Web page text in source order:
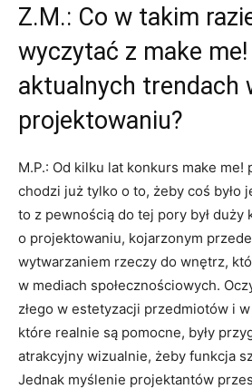
Z.M.: Co w takim
wyczytać z make me!
aktualnych trendach
projektowaniu?
M.P.: Od kilku lat konkurs make me!
chodzi już tylko o to, żeby coś było
to z pewnością do tej pory był duży
o projektowaniu, kojarzonym
wytwarzaniem rzeczy do wnętrz,
w mediach społecznościowych.
złego w estetyzacji przedmiotów i
które realnie są pomocne, były
atrakcyjny wizualnie, żeby funkcja
Jednak myślenie projektantów